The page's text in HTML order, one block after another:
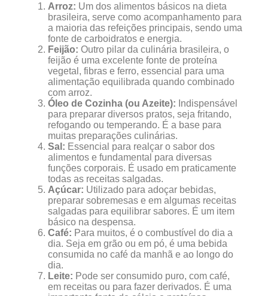
Arroz: Um dos alimentos básicos na dieta
brasileira, serve como acompanhamento para
a maioria das refeições principais, sendo uma
fonte de carboidratos e energia.
Feijão: Outro pilar da culinária brasileira, o
feijão é uma excelente fonte de proteína
vegetal, fibras e ferro, essencial para uma
alimentação equilibrada quando combinado
com arroz.
Óleo de Cozinha (ou Azeite): Indispensável
para preparar diversos pratos, seja fritando,
refogando ou temperando. É a base para
muitas preparações culinárias.
Sal: Essencial para realçar o sabor dos
alimentos e fundamental para diversas
funções corporais. É usado em praticamente
todas as receitas salgadas.
Açúcar: Utilizado para adoçar bebidas,
preparar sobremesas e em algumas receitas
salgadas para equilibrar sabores. É um item
básico na despensa.
Café: Para muitos, é o combustível do dia a
dia. Seja em grão ou em pó, é uma bebida
consumida no café da manhã e ao longo do
dia.
Leite: Pode ser consumido puro, com café,
em receitas ou para fazer derivados. É uma